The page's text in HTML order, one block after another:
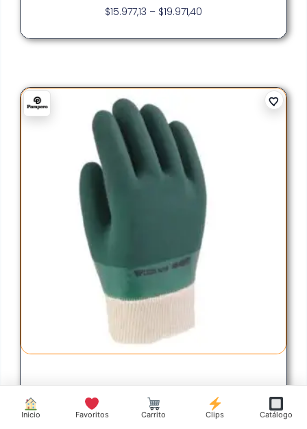
$15.977,13 – $19.971,40
GUANTE GRIP ASPERO VERDE CON
PUÑO
Inicio Favoritos Carrito Clips Catálogo